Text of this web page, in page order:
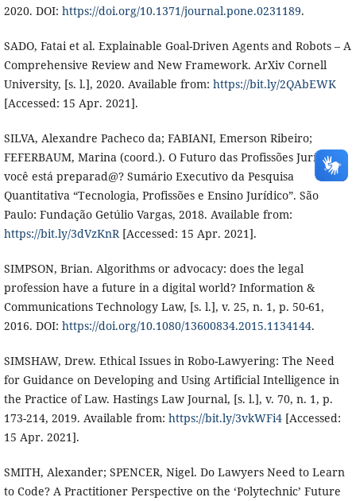
2020. DOI: https://doi.org/10.1371/journal.pone.0231189.
SADO, Fatai et al. Explainable Goal-Driven Agents and Robots – A
Comprehensive Review and New Framework. ArXiv Cornell
University, [s. l.], 2020. Available from: https://bit.ly/2QAbEWK
[Accessed: 15 Apr. 2021].
SILVA, Alexandre Pacheco da; FABIANI, Emerson Ribeiro;
FEFERBAUM, Marina (coord.). O Futuro das Profissões Jurídicas:
você está preparad@? Sumário Executivo da Pesquisa
Quantitativa “Tecnologia, Profissões e Ensino Jurídico”. São
Paulo: Fundação Getúlio Vargas, 2018. Available from:
https://bit.ly/3dVzKnR [Accessed: 15 Apr. 2021].
SIMPSON, Brian. Algorithms or advocacy: does the legal
profession have a future in a digital world? Information &
Communications Technology Law, [s. l.], v. 25, n. 1, p. 50-61,
2016. DOI: https://doi.org/10.1080/13600834.2015.1134144.
SIMSHAW, Drew. Ethical Issues in Robo-Lawyering: The Need
for Guidance on Developing and Using Artificial Intelligence in
the Practice of Law. Hastings Law Journal, [s. l.], v. 70, n. 1, p.
173-214, 2019. Available from: https://bit.ly/3vkWFi4[Accessed:
15 Apr. 2021].
SMITH, Alexander; SPENCER, Nigel. Do Lawyers Need to Learn
to Code? A Practitioner Perspective on the ‘Polytechnic’ Future